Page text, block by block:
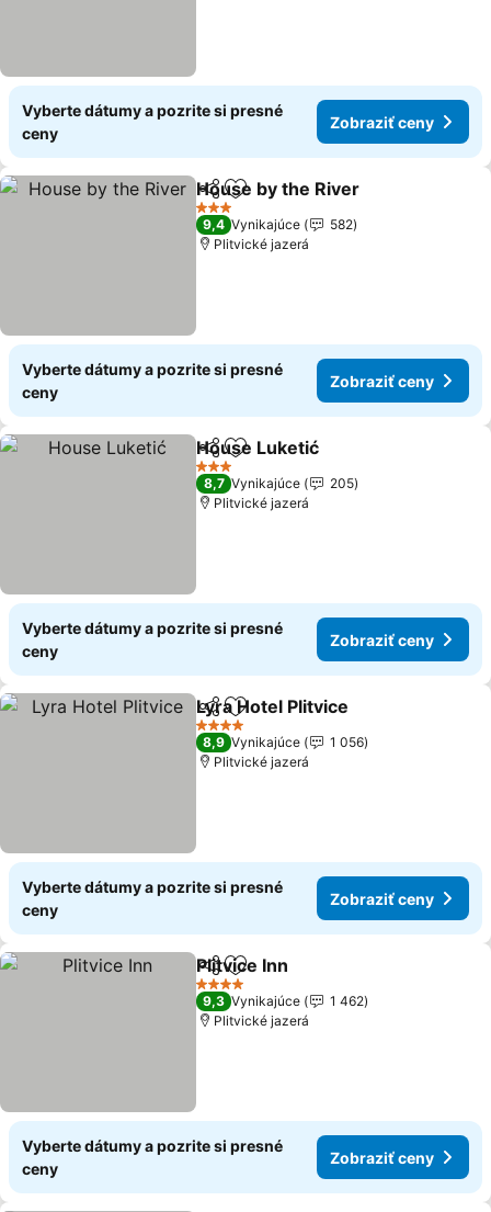
Vyberte dátumy a pozrite si presné
ceny
Zobraziť ceny
ZdieľaťPridať do obľúbených
House by the River
3 Počet hviezdičiek
9,4 Vynikajúce
582
Plitvické jazerá
Vyberte dátumy a pozrite si presné
ceny
Zobraziť ceny
ZdieľaťPridať do obľúbených
House Luketić
3 Počet hviezdičiek
8,7 Vynikajúce
205
Plitvické jazerá
Vyberte dátumy a pozrite si presné
ceny
Zobraziť ceny
ZdieľaťPridať do obľúbených
Lyra Hotel Plitvice
4 Počet hviezdičiek
8,9 Vynikajúce
1 056
Plitvické jazerá
Vyberte dátumy a pozrite si presné
ceny
Zobraziť ceny
ZdieľaťPridať do obľúbených
Plitvice Inn
4 Počet hviezdičiek
9,3 Vynikajúce
1 462
Plitvické jazerá
Vyberte dátumy a pozrite si presné
ceny
Zobraziť ceny